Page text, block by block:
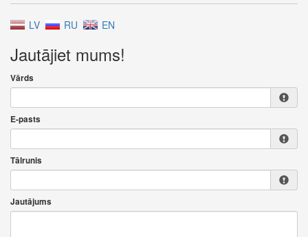
LV RU EN
Jautājiet mums!
Vārds
E-pasts
Tālrunis
Jautājums